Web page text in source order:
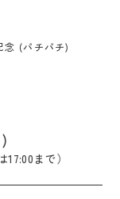
念 (パチパチ)
まで）